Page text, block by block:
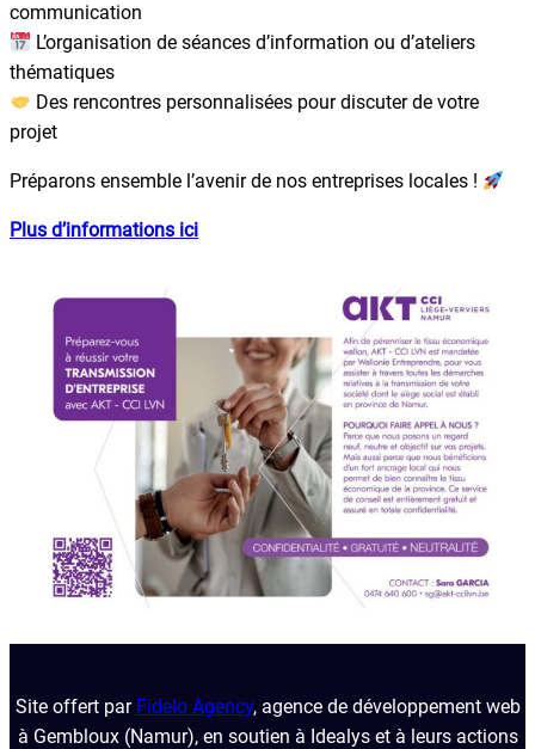
communication
L’organisation de séances d’information ou d’ateliers
thématiques
Des rencontres personnalisées pour discuter de votre
projet
Préparons ensemble l’avenir de nos entreprises locales !
Plus d’informations ici
Site offert par Fidelo Agency, agence de développement web
à Gembloux (Namur), en soutien à Idealys et à leurs actions